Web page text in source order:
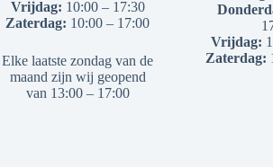
Vrijdag: 10:00 – 17:30
Zaterdag: 10:00 – 17:00
Elke laatste zondag van de
maand zijn wij geopend
van 13:00 – 17:00
Vrijdag:
Zaterdag: